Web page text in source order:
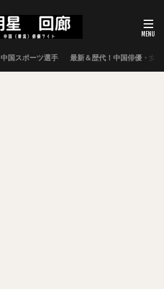
中国スポーツ選手 最新＆歴代！中国俳優・女